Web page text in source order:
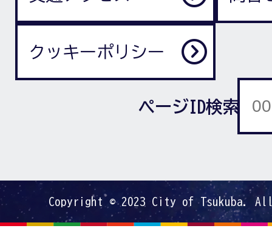
クッキーポリシー
ページID検索
Copyright © 2023 City of Tsukuba.